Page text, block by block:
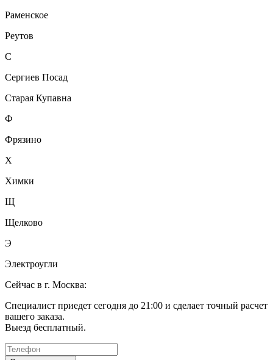
Раменское
Реутов
С
Сергиев Посад
Старая Купавна
Ф
Фрязино
Х
Химки
Щ
Щелково
Э
Электроугли
Сейчас в г. Москва:
Специалист приедет сегодня до 21:00 и сделает точный расчет
вашего заказа.
Выезд бесплатный.